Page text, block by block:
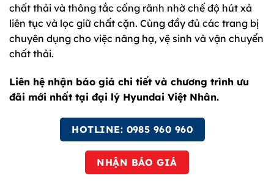
chất thải và thông tắc cống rãnh nhờ chế độ hút xả
liên tục và lọc giữ chất cặn. Cùng đầy đủ các trang bị
chuyên dụng cho việc nâng hạ, vệ sinh và vận chuyển
chất thải.
Liên hệ nhận báo giá chi tiết và chương trình ưu
đãi mới nhất tại đại lý Hyundai Việt Nhân.
HOTLINE: 0985 960 960
NHẬN BÁO GIÁ